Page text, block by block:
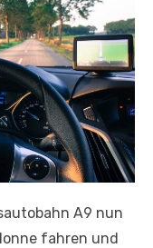
A9 nun
fahren und